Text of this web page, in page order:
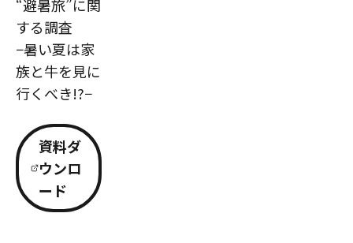
“避暑旅”に関
する調査
−暑い夏は家
族と牛を見に
行くべき!?−
資料ダ
ウンロ
ード